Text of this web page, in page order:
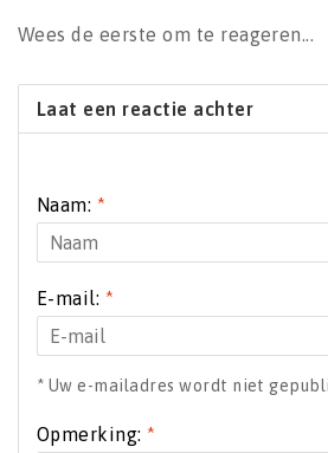
Wees de eerste om te reageren...
Laat een reactie achter
Naam: *
E-mail: *
* Uw e-mailadres wordt niet
Opmerking:*